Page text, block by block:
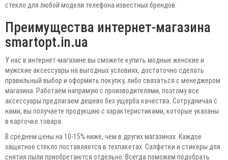
стекло для любой модели телефона известных брендов.
Преимущества интернет-магазина
smartopt.in.ua
У нас в интернет-магазине вы сможете купить модные женские и
мужские аксессуары на выгодных условиях, достаточно сделать
правильный выбор и оформить покупку, либо связаться с менеджером
магазина. Работаем напрямую с производителями, поэтому все
аксессуары предлагаем дешево без ущерба качества. Сотрудничая с
нами, вы получаете продукцию с характеристиками, которые указаны
в карточке товара.
В среднем цены на 10-15% ниже, чем в других магазинах. Каждое
защитное стекло поставляется в техпакетах. Салфетки и стикеры для
снятия пыли приобретаются отдельно. Всегда поможем подобрать